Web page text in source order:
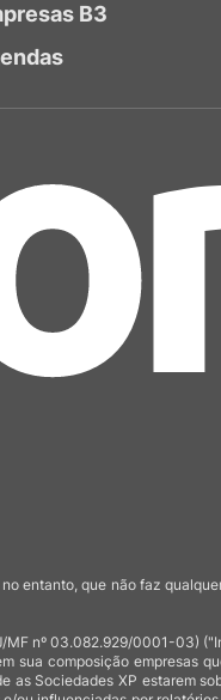
B3
entanto, que não faz
nº 03.082.929/0001-03)
sua composição empresas
Sociedades XP estarem